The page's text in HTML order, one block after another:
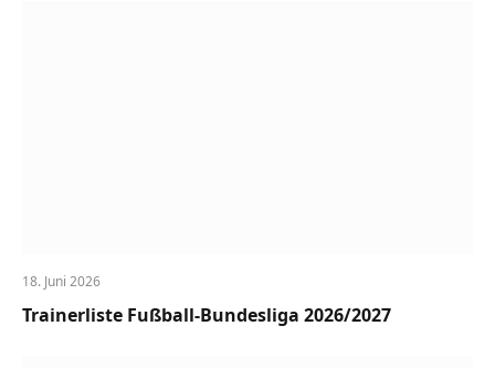
18. Juni 2026
Trainerliste Fußball-Bundesliga 2026/2027